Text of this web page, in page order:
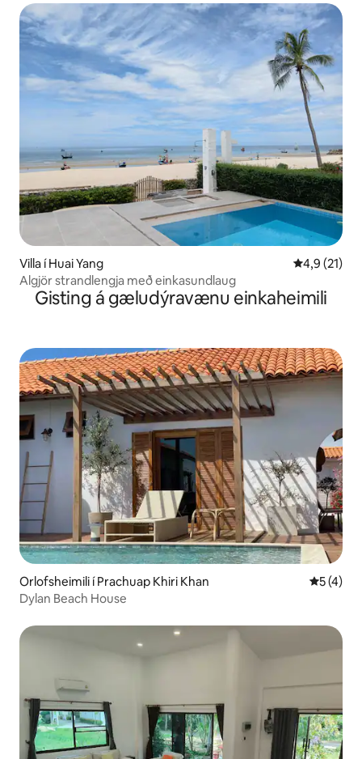
Villa í Huai Yang 4,9 af 5 í
4,9 (21)
Algjör strandlengja með einkasundlaug
Gisting á gæludýravænu einkaheimili
Orlofsheimili í Prachuap Khiri Khan 5 af 5 í
5 (4)
Dylan Beach House